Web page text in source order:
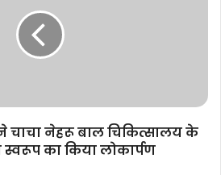
चाचा नेहरू बाल चिकित्सालय के
का किया लोकार्पण